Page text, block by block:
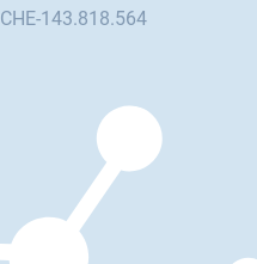
CHE-143.818.564